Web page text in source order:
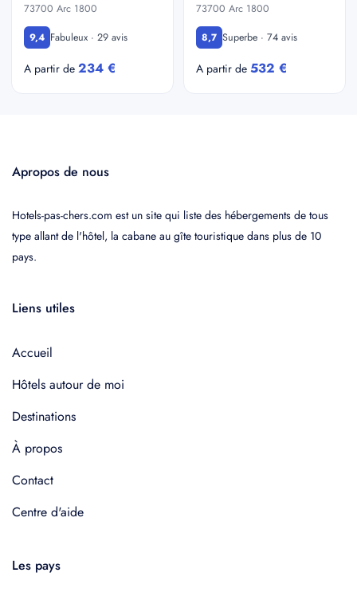
73700 Arc 1800
9,4 Fabuleux · 29 avis
A partir de 234 €
73700 Arc 1800
8,7 Superbe · 74 avis
A partir de 532 €
Apropos de nous
Hotels-pas-chers.com est un site qui liste des hébergements de tous
type allant de l'hôtel, la cabane au gîte touristique dans plus de 10
pays.
Liens utiles
Accueil
Hôtels autour de moi
Destinations
À propos
Contact
Centre d'aide
Les pays